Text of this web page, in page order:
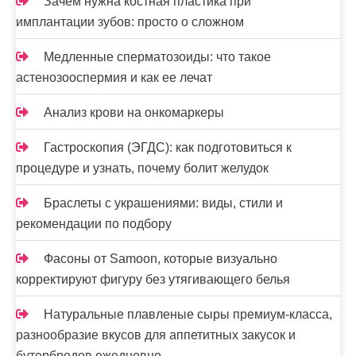
и
с
я
м
имплантации зубов: просто о сложном
Медленные сперматозоиды: что такое
астенозооспермия и как ее лечат
Анализ крови на онкомаркеры
Гастроскопия (ЭГДС): как подготовиться к
процедуре и узнать, почему болит желудок
Браслеты с украшениями: виды, стили и
рекомендации по подбору
Фасоны от Samoon, которые визуально
корректируют фигуру без утягивающего белья
Натуральные плавленые сыры премиум-класса,
разнообразие вкусов для аппетитных закусок и